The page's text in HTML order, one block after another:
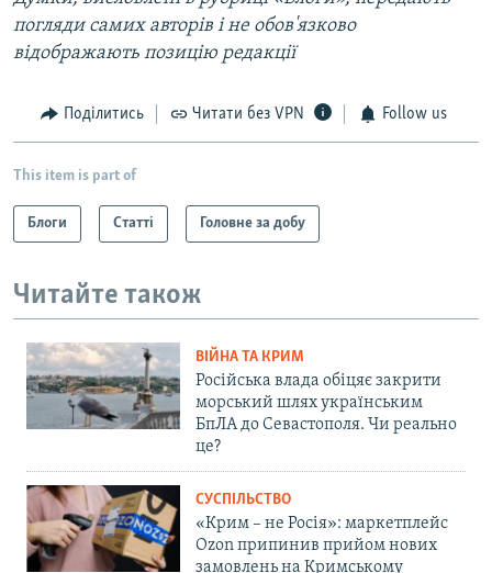
погляди самих авторів і не обов'язково
відображають позицію редакції
Поділитись Читати без VPN Follow us
This item is part of
Блоги Статті Головне за добу
Читайте також
ВІЙНА ТА КРИМ
Російська влада обіцяє закрити
морський шлях українським
БпЛА до Севастополя. Чи реально
це?
СУСПІЛЬСТВО
«Крим – не Росія»: маркетплейс
Ozon припинив прийом нових
замовлень на Кримському